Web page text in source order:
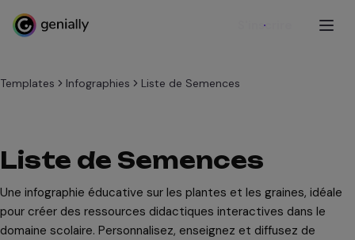
S'inscrire
Templates Infographies Liste de Semences
Liste de Semences
Une infographie éducative sur les plantes et les graines, idéale
pour créer des ressources didactiques interactives dans le
domaine scolaire. Personnalisez, enseignez et diffusez de